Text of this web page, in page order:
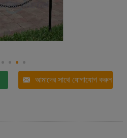
আমাদের সাথে যোগাযোগ করুন